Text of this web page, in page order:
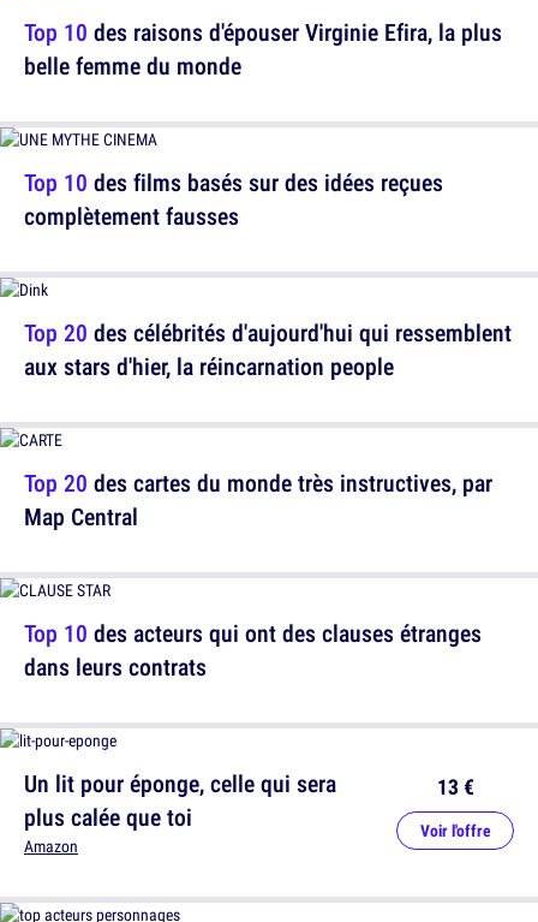
Top 10 des films basés sur des idées reçues
complètement fausses
Top 20 des cartes du monde très instructives, par
Map Central
Un lit pour éponge, celle qui sera
plus calée que toi
Amazon
13 €
Voir l'offre
Top 10 des raisons d'épouser Virginie Efira, la plus
belle femme du monde
Top 20 des célébrités d'aujourd'hui qui ressemblent
aux stars d'hier, la réincarnation people
Top 10 des acteurs qui ont des clauses étranges
dans leurs contrats